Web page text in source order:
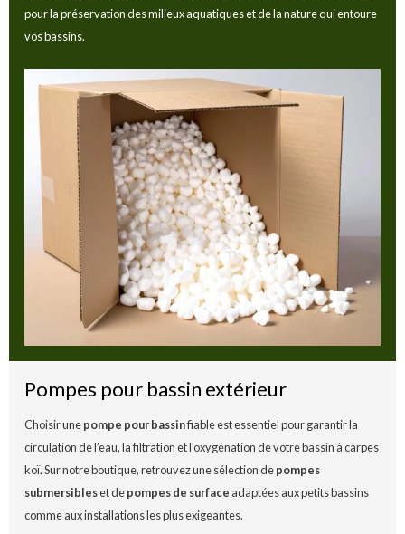
pour la préservation des milieux aquatiques et de la nature qui entoure
vos bassins.
Pompes pour bassin extérieur
Choisir unepompe pour bassinfiable est essentiel pour garantir la
circulation de l’eau, la filtration et l’oxygénation de votre bassin à carpes
koï. Sur notre boutique, retrouvez une sélection depompes
submersibleset depompes de surface adaptées aux petits bassins
comme aux installations les plus exigeantes.